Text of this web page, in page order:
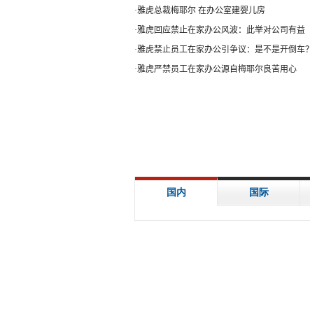
·雅虎总裁梅耶尔 在办公室建婴儿房
·雅虎回应禁止在家办公风波：此举对公司有益
·雅虎禁止员工在家办公引争议：是不是开倒车？
·雅虎严禁员工在家办公源自梅耶尔良苦用心